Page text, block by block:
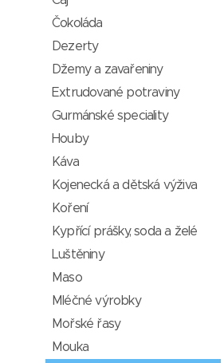
Čokoláda
Dezerty
Džemy a zavařeniny
Extrudované potraviny
Gurmánské speciality
Houby
Káva
Kojenecká a dětská výživa
Koření
Kypřící prášky, soda a želé
Luštěniny
Maso
Mléčné výrobky
Mořské řasy
Mouka